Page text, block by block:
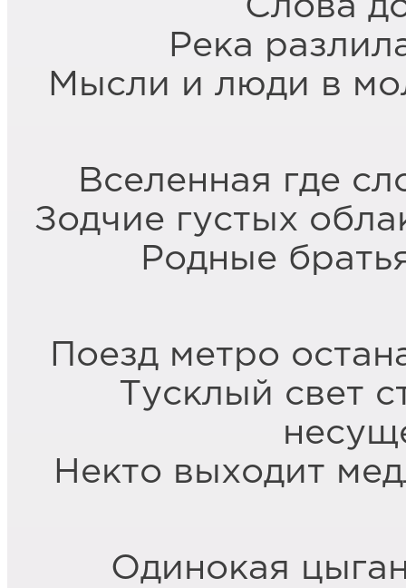
Слова
Река
Мысли и люди в
Вселенная где
Зодчие густых
Родные
Поезд метро
Тусклый свет
Некто выходит
Одинокая